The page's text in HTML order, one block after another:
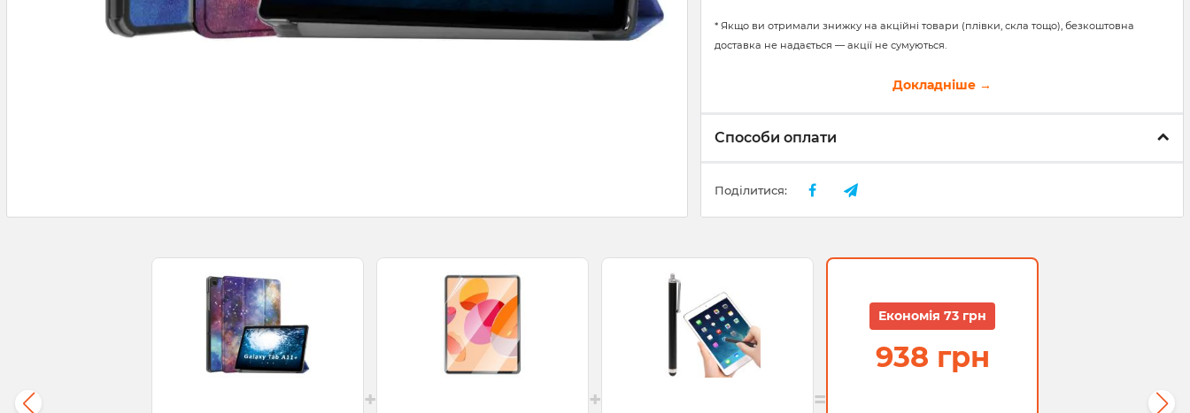
* Якщо ви отримали знижку на акційні товари (плівки, скла тощо), безкоштовна
доставка не надається — акції не сумуються.
Докладніше →
Способи оплати
Поділитися:
+ + =
Економія 73 грн
938 грн